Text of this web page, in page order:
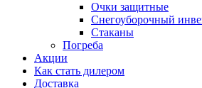
Очки защитные
Снегоуборочный
Стаканы
Погреба
Акции
Как стать дилером
Доставка